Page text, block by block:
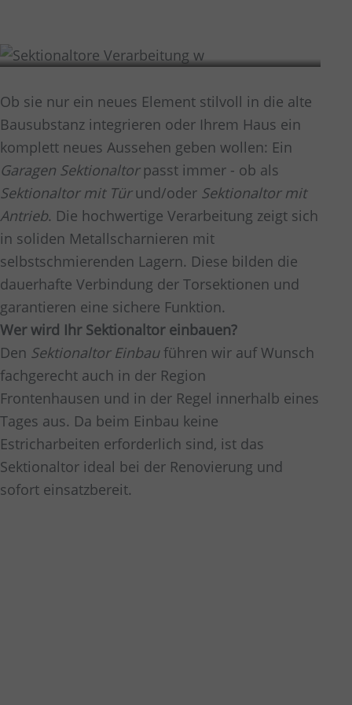
Ob sie nur ein neues Element stilvoll in die alte
Bausubstanz integrieren oder Ihrem Haus ein
komplett neues Aussehen geben wollen: Ein
Garagen Sektionaltorpasst immer - ob als
Sektionaltor mit Türund/oder Sektionaltor mit
Antrieb. Die hochwertige Verarbeitung zeigt sich
in soliden Metallscharnieren mit
selbstschmierenden Lagern. Diese bilden die
dauerhafte Verbindung der Torsektionen und
garantieren eine sichere Funktion.
Wer wird Ihr Sektionaltor einbauen?
Den Sektionaltor Einbauführen wir auf Wunsch
fachgerecht auch in der Region
Frontenhausen und in der Regel innerhalb eines
Tages aus. Da beim Einbau keine
Estricharbeiten erforderlich sind, ist das
Sektionaltor ideal bei der Renovierung und
sofort einsatzbereit.